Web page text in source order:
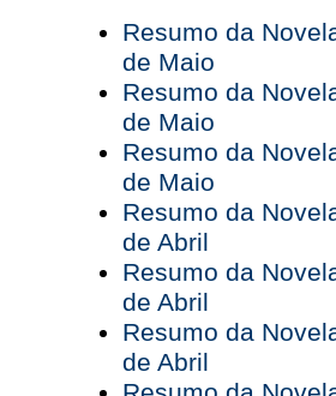
Resumo da
de Maio
Resumo da
de Maio
Resumo da
de Maio
Resumo da
de Abril
Resumo da
de Abril
Resumo da
de Abril